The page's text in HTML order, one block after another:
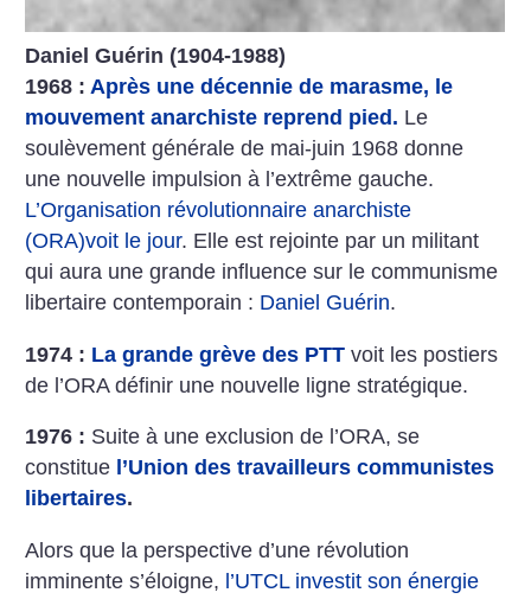
Daniel Guérin (1904-1988)
1968 :Après une décennie de marasme, le
mouvement anarchiste reprend pied. Le
soulèvement générale de mai-juin 1968 donne
une nouvelle impulsion à l’extrême gauche.
L’Organisation révolutionnaire anarchiste
(ORA)voit le jour. Elle est rejointe par un militant
qui aura une grande influence sur le communisme
libertaire contemporain : Daniel Guérin.
1974 : La grande grève des PTT voit les postiers
de l’ORA définir une nouvelle ligne stratégique.
1976 : Suite à une exclusion de l’ORA, se
constitue l’Union des travailleurs communistes
libertaires.
Alors que la perspective d’une révolution
imminente s’éloigne, l’UTCL investit son énergie